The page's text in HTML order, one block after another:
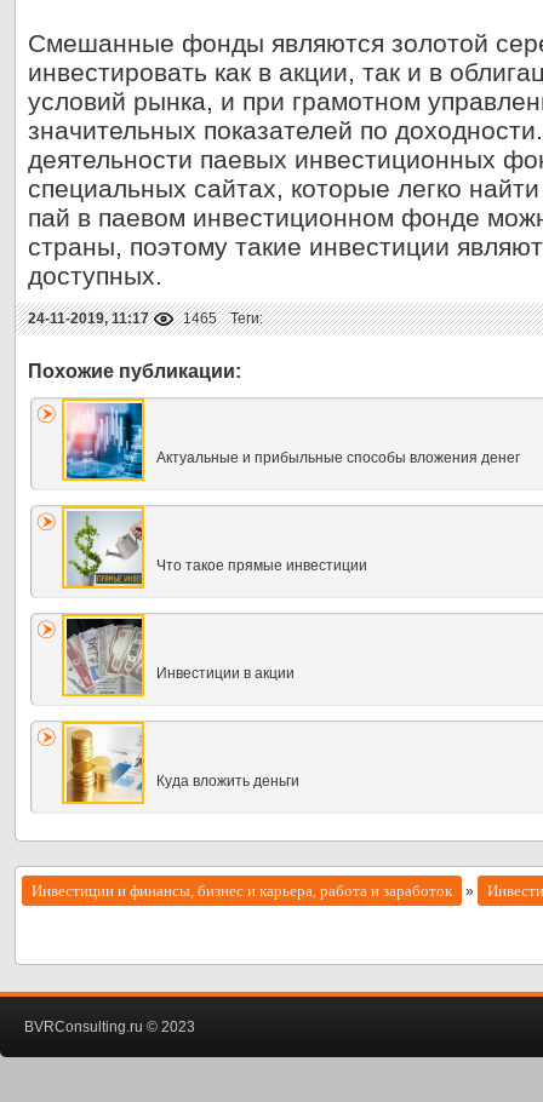
Смешанные фонды являются золотой
инвестировать как в акции, так и в
условий рынка, и при грамотном
значительных показателей по
деятельности паевых инвестиционных
специальных сайтах, которые легко
пай в паевом инвестиционном фонде
страны, поэтому такие инвестиции
доступных.
24-11-2019, 11:17 1465 Теги:
Актуальные и прибыльные способы вложения денег
Что такое прямые инвестиции
Инвестиции в акции
Куда вложить деньги
Инвестиции и финансы, бизнес и карьера, работа и заработок »
BVRConsulting.ru © 2023